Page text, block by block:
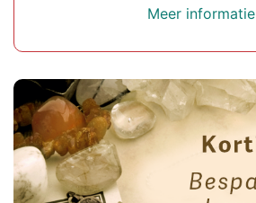
Meer informatie